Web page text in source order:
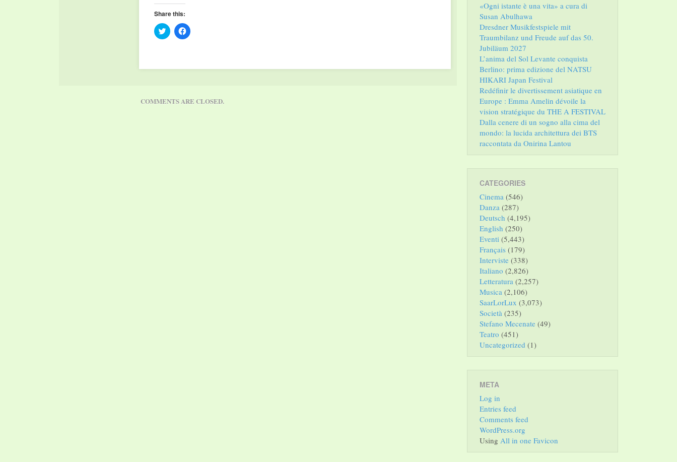
Share this:
Click
to
in
Click
to
in
COMMENTS ARE CLOSED.
«Ogni istante è una vita» a cura di
Susan Abulhawa
Dresdner Musikfestspiele mit
Traumbilanz und Freude auf das 50.
Jubiläum 2027
L’anima del Sol Levante conquista
Berlino: prima edizione del NATSU
HIKARI Japan Festival
Redéfinir le divertissement asiatique en
Europe : Emma Amelin dévoile la
vision stratégique du THE A FESTIVAL
Dalla cenere di un sogno alla cima del
mondo: la lucida architettura dei BTS
raccontata da Onirina Lantou
CATEGORIES
Cinema (546)
Danza (287)
Deutsch (4,195)
English (250)
Eventi (5,443)
Français (179)
Interviste (338)
Italiano (2,826)
Letteratura (2,257)
Musica (2,106)
SaarLorLux (3,073)
Società (235)
Stefano Mecenate (49)
Teatro (451)
Uncategorized (1)
META
Log in
Entries feed
Comments feed
WordPress.org
Using All in one Favicon